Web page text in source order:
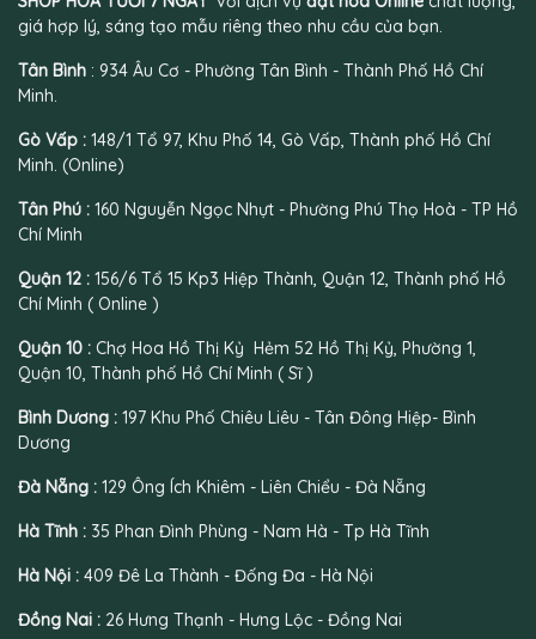
giá hợp lý, sáng tạo mẫu riêng theo nhu cầu của bạn.
Tân Bình : 934 Âu Cơ - Phường Tân Bình - Thành Phố Hồ Chí
Minh.
Gò Vấp : 148/1 Tổ 97, Khu Phố 14, Gò Vấp, Thành phố Hồ Chí
Minh. (Online)
Tân Phú : 160 Nguyễn Ngọc Nhựt - Phường Phú Thọ Hoà - TP Hồ
Chí Minh
Quận 12 : 156/6 Tổ 15 Kp3 Hiệp Thành, Quận 12, Thành phố Hồ
Chí Minh ( Online )
Quận 10 : Chợ Hoa Hồ Thị Kỷ Hẻm 52 Hồ Thị Kỷ, Phường 1,
Quận 10, Thành phố Hồ Chí Minh ( Sĩ )
Bình Dương : 197 Khu Phố Chiêu Liêu - Tân Đông Hiệp- Bình
Dương
Đà Nẵng : 129 Ông Ích Khiêm - Liên Chiểu - Đà Nẵng
Hà Tĩnh : 35 Phan Đình Phùng - Nam Hà - Tp Hà Tĩnh
Hà Nội : 409 Đê La Thành - Đống Đa - Hà Nội
Đồng Nai : 26 Hưng Thạnh - Hưng Lộc - Đồng Nai